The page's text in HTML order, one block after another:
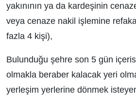
yakınının ya da kardeşinin
veya cenaze nakil işlemine
fazla 4 kişi),
Bulunduğu şehre son 5 gün
olmakla beraber kalacak yeri
yerleşim yerlerine dönmek